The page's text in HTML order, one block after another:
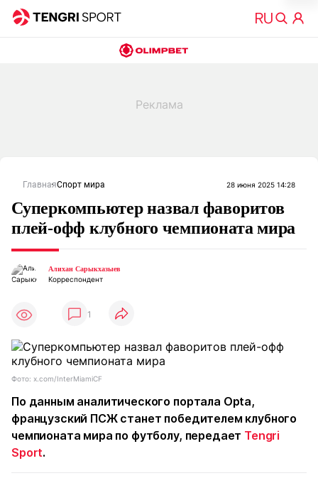
ГлавнаяСпорт мира 28 июня 2025 14:28
Суперкомпьютер назвал фаворитов
плей-офф клубного чемпионата мира
Алихан Сарыкхазыев
Корреспондент
1
Фото: x.com/InterMiamiCF
По данным аналитического портала Opta,
французский ПСЖ станет победителем клубного
чемпионата мира по футболу, передает Tengri
Sport.